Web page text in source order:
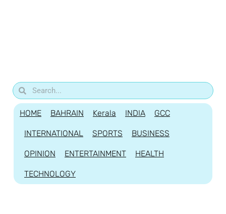
HOME BAHRAIN Kerala INDIA GCC
INTERNATIONAL SPORTS BUSINESS
OPINION ENTERTAINMENT HEALTH
TECHNOLOGY